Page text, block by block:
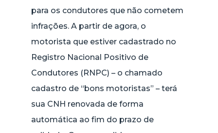
para os condutores que não cometem
infrações. A partir de agora, o
motorista que estiver cadastrado no
Registro Nacional Positivo de
Condutores (RNPC) – o chamado
cadastro de “bons motoristas” – terá
sua CNH renovada de forma
automática ao fim do prazo de